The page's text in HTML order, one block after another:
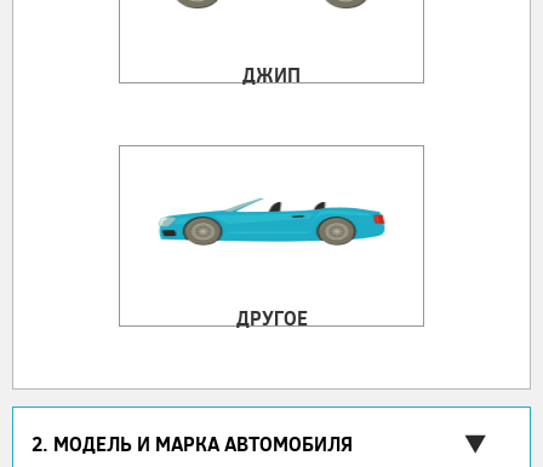
ДЖИП
ДРУГОЕ
2. МОДЕЛЬ И МАРКА АВТОМОБИЛЯ